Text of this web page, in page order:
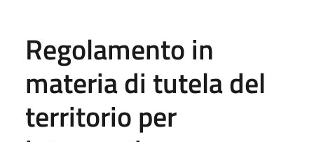
Regolamento in
materia di tutela del
territorio per